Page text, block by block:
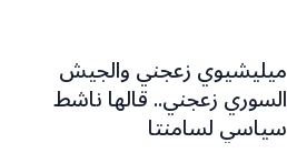
ميليشيوي زعجني والجيش
السوري زعجني.. قالها ناشط
سياسي لسامنتا